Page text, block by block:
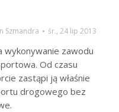
Szmandra śr., 24 lip 2013
wykonywanie zawodu
Od czasu
zastąpi ją właśnie
drogowego bez